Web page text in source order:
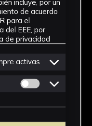
incluye, por un
de acuerdo
para el
del EEE, por
de privacidad
activas
Permitir cookies